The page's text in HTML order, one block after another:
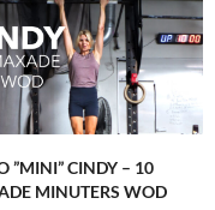
den. Vilken tidning
levererar ju material
kul att höra 🙂
”MINI” CINDY – 10
MINUTERS WOD